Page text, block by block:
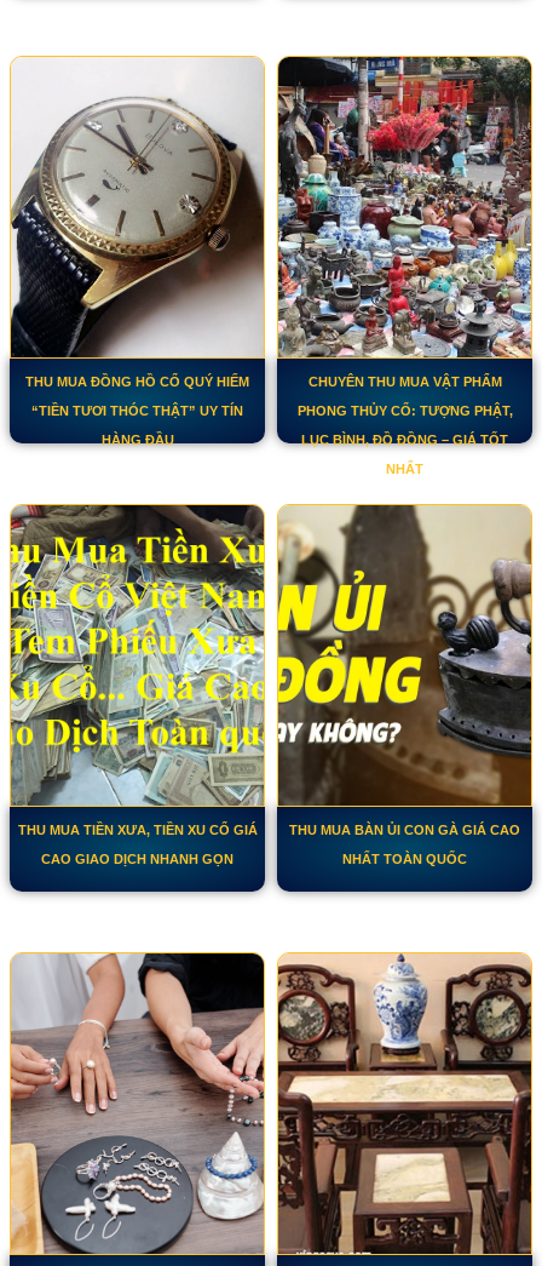
THU MUA ĐỒNG HỒ CỔ QUÝ HIẾM
“TIỀN TƯƠI THÓC THẬT” UY TÍN
HÀNG ĐẦU
CHUYÊN THU MUA VẬT PHẨM
PHONG THỦY CỔ: TƯỢNG PHẬT,
LỤC BÌNH, ĐỒ ĐỒNG – GIÁ TỐT
NHẤT
THU MUA TIỀN XƯA, TIỀN XU CỔ GIÁ
CAO GIAO DỊCH NHANH GỌN
THU MUA BÀN ỦI CON GÀ GIÁ CAO
NHẤT TOÀN QUỐC